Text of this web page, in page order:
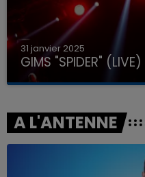
31 janvier 2025
GIMS "SPIDER" (LIVE)
A L'ANTENNE